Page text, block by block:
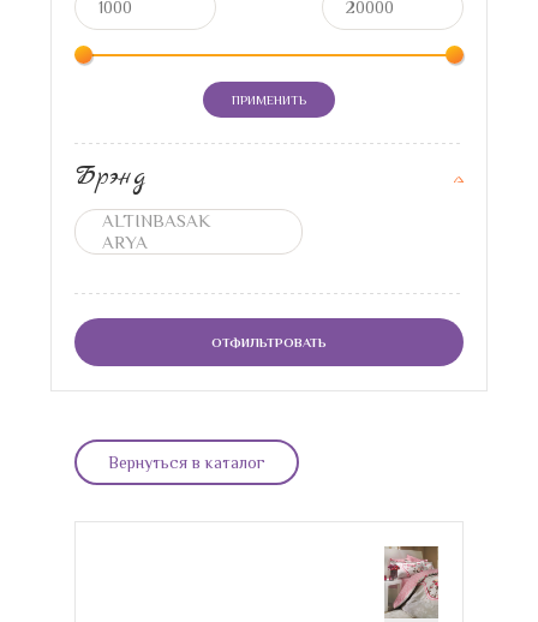
ПРИМЕНИТЬ
Брэнд
ОТФИЛЬТРОВАТЬ
Вернуться в каталог